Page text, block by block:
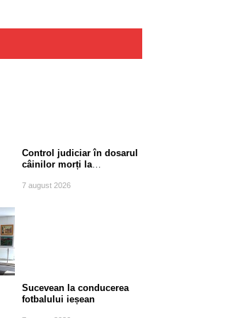
Control judiciar în dosarul
câinilor morți la
Suceava
7 august 2026
Sucevean la conducerea
fotbalului ieșean